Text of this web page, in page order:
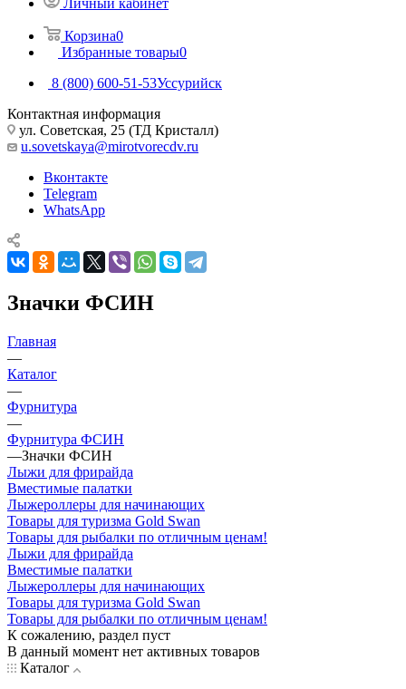
Личный кабинет
Корзина0
Избранные товары0
8 (800) 600-51-53Уссурийск
Контактная информация
ул. Советская, 25 (ТД Кристалл)
u.sovetskaya@mirotvorecdv.ru
Вконтакте
Telegram
WhatsApp
Значки ФСИН
Главная
—
Каталог
—
Фурнитура
—
Фурнитура ФСИН
—Значки ФСИН
Лыжи для фрирайда
Вместимые палатки
Лыжероллеры для начинающих
Товары для туризма Gold Swan
Товары для рыбалки по отличным ценам!
Лыжи для фрирайда
Вместимые палатки
Лыжероллеры для начинающих
Товары для туризма Gold Swan
Товары для рыбалки по отличным ценам!
К сожалению, раздел пуст
В данный момент нет активных товаров
Каталог